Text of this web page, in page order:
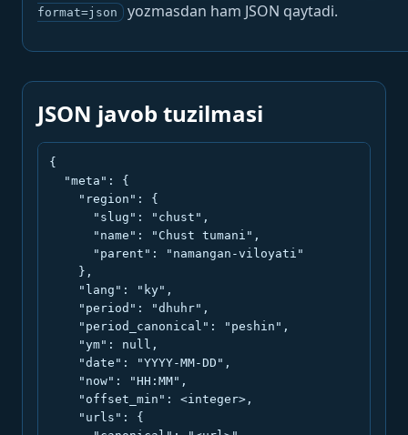
format=json
yozmasdan ham JSON qaytadi.
JSON javob tuzilmasi
{
  "meta": {
    "region": {
      "slug": "chust",
      "name": "Chust tumani",
      "parent": "namangan-viloyati"
    },
    "lang": "ky",
    "period": "dhuhr",
    "period_canonical": "peshin",
    "ym": null,
    "date": "YYYY-MM-DD",
    "now": "HH:MM",
    "offset_min": <integer>,
    "urls": {